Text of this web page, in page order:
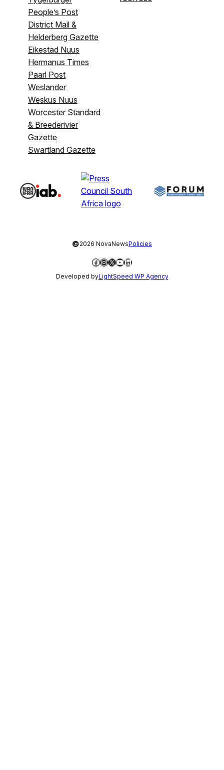
People’s Post
District Mail &
Helderberg Gazette
Eikestad Nuus
Hermanus Times
Paarl Post
Weslander
Weskus Nuus
Worcester Standard
& Breederivier
Gazette
Swartland Gazette
©2026 NovaNewsPolicies
Facebook
Instagram
X YouTube
LinkedIn
Developed byLightSpeed WP Agency